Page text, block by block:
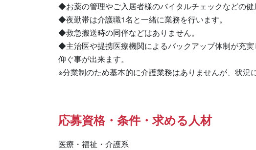
◆お薬の管理やご入居者様のバイタルチェックなどの
◆夜勤帯は介護職1名と一緒に業務を行います。
◆救急搬送時の同伴などはありません。
◆主治医や提携医療機関によるバックアップ体制が充
仰ぐ事が出来ます。
※分業制のため基本的に介護業務はありませんが、状
応募資格・条件・求める人材
医療・福祉・介護系